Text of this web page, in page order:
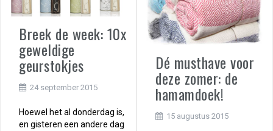
Breek de week: 10x
geweldige
geurstokjes
24 september 2015
Hoewel het al donderdag is,
en gisteren een andere dag
Dé musthave voor
deze zomer: de
hamamdoek!
15 augustus 2015